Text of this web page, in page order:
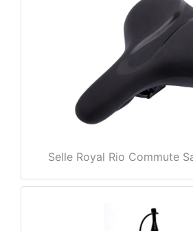
Selle Royal Rio Commute